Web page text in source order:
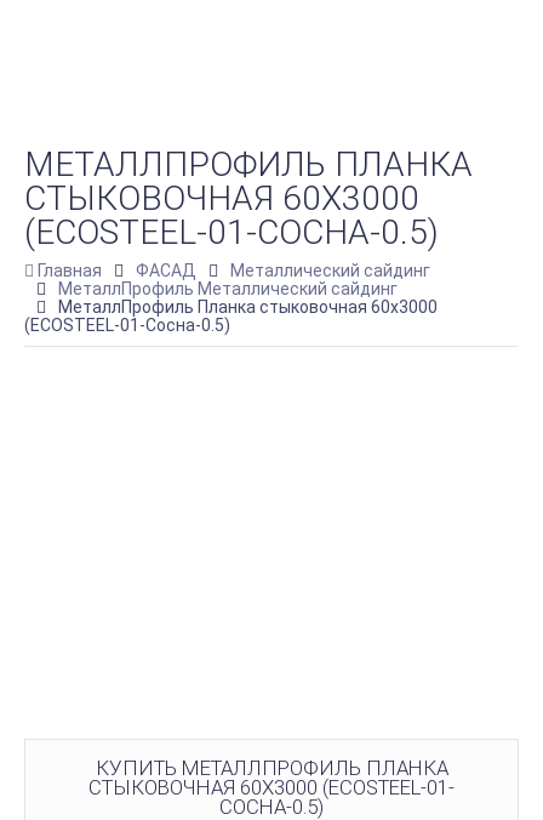
МЕТАЛЛПРОФИЛЬ ПЛАНКА
СТЫКОВОЧНАЯ 60Х3000
(ECOSTEEL-01-СОСНА-0.5)
Главная ФАСАД
Металлический сайдинг
МеталлПрофиль Металлический сайдинг
МеталлПрофиль Планка стыковочная 60х3000
(ECOSTEEL-01-Сосна-0.5)
КУПИТЬ МЕТАЛЛПРОФИЛЬ ПЛАНКА
СТЫКОВОЧНАЯ 60Х3000 (ECOSTEEL-01-
СОСНА-0.5)